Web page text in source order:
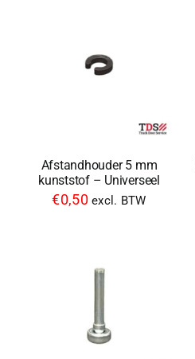
Afstandhouder 5 mm
kunststof – Universeel
€0,50 excl. BTW